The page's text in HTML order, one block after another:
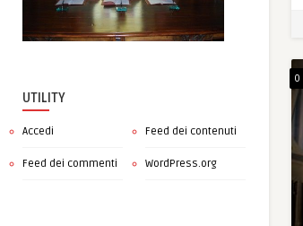
UTILITY
Accedi Feed dei contenuti
Feed dei commenti WordPress.org
0